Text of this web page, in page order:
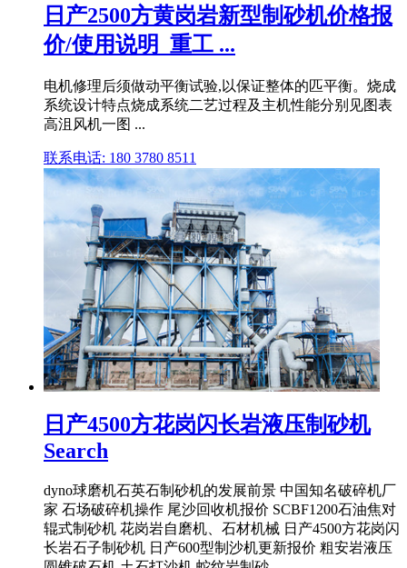
日产2500方黄岗岩新型制砂机价格报
价/使用说明_重工 ...
电机修理后须做动平衡试验,以保证整体的匹平衡。烧成
系统设计特点烧成系统二艺过程及主机性能分别见图表
高沮风机一图 ...
联系电话: 180 3780 8511
日产4500方花岗闪长岩液压制砂机
Search
dyno球磨机石英石制砂机的发展前景 中国知名破碎机厂
家 石场破碎机操作 尾沙回收机报价 SCBF1200石油焦对
辊式制砂机 花岗岩自磨机、石材机械 日产4500方花岗闪
长岩石子制砂机 日产600型制沙机更新报价 粗安岩液压